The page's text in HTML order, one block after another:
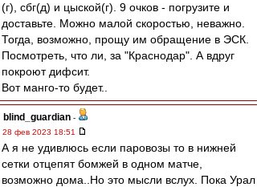
(г), сбг(д) и цыской(г). 9 очков - погрузите и
доставьте. Можно малой скоростью, неважно.
Тогда, возможно, прощу им обращение в ЭСК.
Посмотреть, что ли, за "Краснодар". А вдруг
покроют дифсит.
Вот манго-то будет..
blind_guardian -
28 фев 2023 18:51
А я не удивлюсь если паровозы то в нижней
сетки отцепят бомжей в одном матче,
возможно дома..Но это мысли вслух. Пока Урал